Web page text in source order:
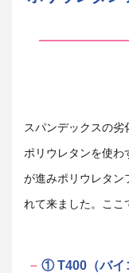
スパンデックスの劣
ポリウレタンを使わ
が進みポリウレタン
れて来ました。ここ
① T400（バイ